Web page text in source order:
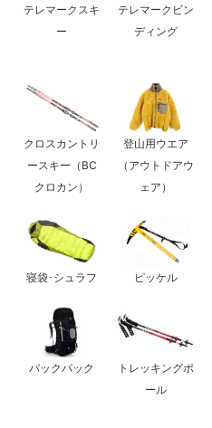
テレマークスキ
ー
テレマークビン
ディング
クロスカントリ
ースキー（BC
クロカン）
登山用ウエア
（アウトドアウ
ェア）
寝袋･シュラフ ピッケル
バックパック
トレッキングポ
ール